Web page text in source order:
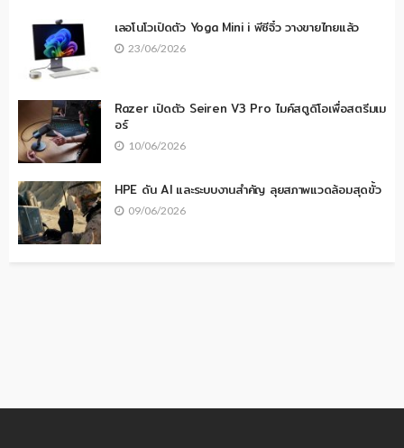
เลอโนโวเปิดตัว Yoga Mini i พีซีจิ๋ว วางขายไทยแล้ว
23/06/2026
Razer เปิดตัว Seiren V3 Pro ไมค์สตูดิโอเพื่อสตรีมเม
อร์
10/06/2026
HPE ดัน AI และระบบงานสำคัญ ลุยสภาพแวดล้อมสุดขั้ว
09/06/2026